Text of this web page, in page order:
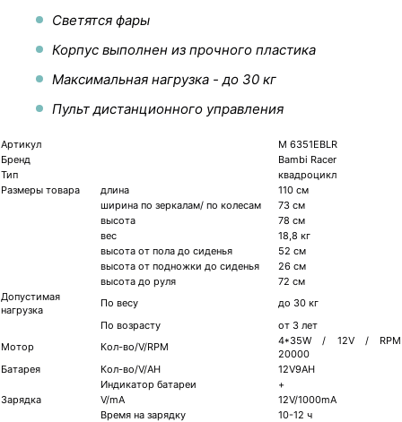
Светятся фары
Корпус выполнен из прочного пластика
Максимальная нагрузка - до 30 кг
Пульт дистанционного управления
Артикул
M 6351EBLR
Бренд
Bambi Racer
Тип
квадроцикл
Размеры товара
длина
110 см
ширина по зеркалам/ по колесам
73 см
высота
78 см
вес
18,8 кг
высота от пола до сиденья
52 см
высота от подножки до сиденья
26 cм
высота до руля
72 см
Допустимая
нагрузка
По весу
до 30 кг
По возрасту
от 3 лет
Мотор
Кол-во/V/RPM
4*35W / 12V / RPM
20000
Батарея
Кол-во/V/AH
12V9AH
Индикатор батареи
+
Зарядка
V/mA
12V/1000mA
Время на зарядку
10-12 ч